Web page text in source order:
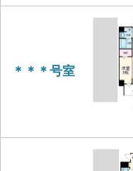
＊＊＊号室